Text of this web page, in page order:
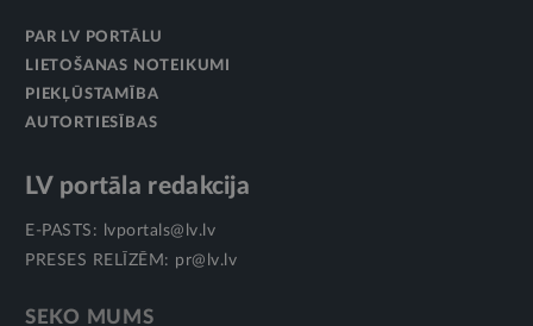
PAR LV PORTĀLU
LIETOŠANAS NOTEIKUMI
PIEKĻŪSTAMĪBA
AUTORTIESĪBAS
LV portāla redakcija
E-PASTS:
lvportals@lv.lv
PRESES RELĪZĒM: pr@lv.lv
SEKO MUMS